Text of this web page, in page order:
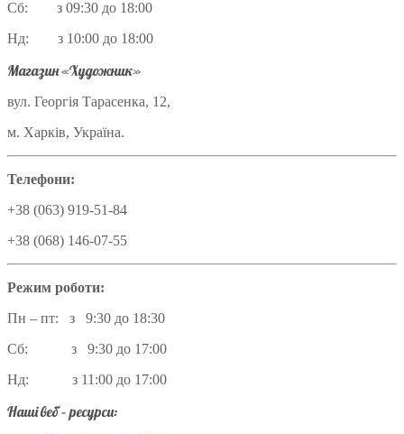
Сб: з 09:30 до 18:00
Нд: з 10:00 до 18:00
Магазин «Художник»
вул. Георгія Тарасенка, 12,
м. Харків, Україна.
Телефони:
+38 (063) 919-51-84
+38 (068) 146-07-55
Режим роботи:
Пн – пт: з 9:30 до 18:30
Сб: з 9:30 до 17:00
Нд: з 11:00 до 17:00
Наші веб – ресурси: